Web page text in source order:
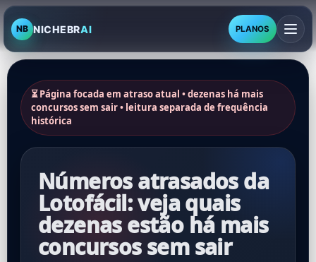
NB NICHEBRAI PLANOS
⏳ Página focada em atraso atual • dezenas há mais
concursos sem sair • leitura separada de frequência
histórica
Números atrasados da
Lotofácil: veja quais
dezenas estão há mais
concursos sem sair